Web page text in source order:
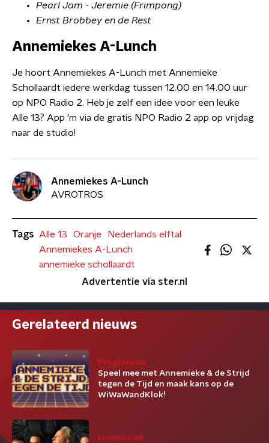
Pearl Jam - Jeremie (Frimpong)
Ernst Brobbey en de Rest
Annemiekes A-Lunch
Je hoort Annemiekes A-Lunch met Annemieke
Schollaardt iedere werkdag tussen 12.00 en 14.00 uur
op NPO Radio 2. Heb je zelf een idee voor een leuke
Alle 13? App 'm via de gratis NPO Radio 2 app op vrijdag
naar de studio!
Annemiekes A-Lunch
AVROTROS
Tags Alle 13 Oranje
Nederlands elftal
Annemiekes A-Lunch
annemieke schollaardt
Advertentie via ster.nl
Gerelateerd nieuws
Programma
Speel mee met Annemieke & de Strijd
tegen de Tijd en maak kans op de
WiWaWandKlok!
Livemuziek